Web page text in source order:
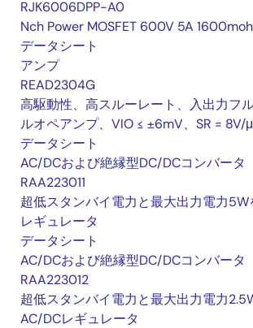
RJK6006DPP-A0
Nch Power MOSFET 600V 5A
データシート
アンプ
READ2304G
高駆動性、高スルーレート、入出力フ
ルオペアンプ、VIO ≤ ±6mV、SR = 8V/
データシート
AC/DCおよび絶縁型DC/DCコンバータ
RAA223011
超低スタンバイ電力と最大出力電力
レギュレータ
データシート
AC/DCおよび絶縁型DC/DCコンバータ
RAA223012
超低スタンバイ電力と最大出力電力
AC/DCレギュレータ